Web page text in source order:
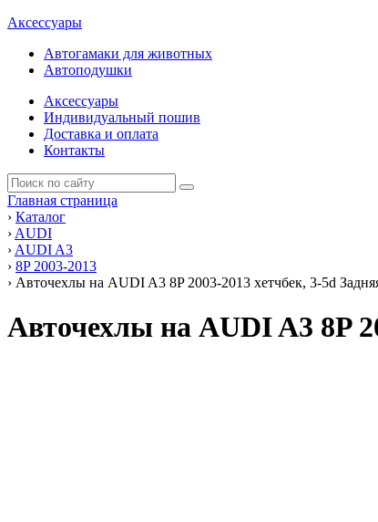
Аксессуары
Автогамаки для животных
Автоподушки
Аксессуары
Индивидуальный пошив
Доставка и оплата
Контакты
Главная страница
› Каталог
› AUDI
› AUDI A3
› 8P 2003-2013
› Авточехлы на AUDI A3 8P 2003-2013 хетчбек, 3-5d
Авточехлы на AUDI A3 8P